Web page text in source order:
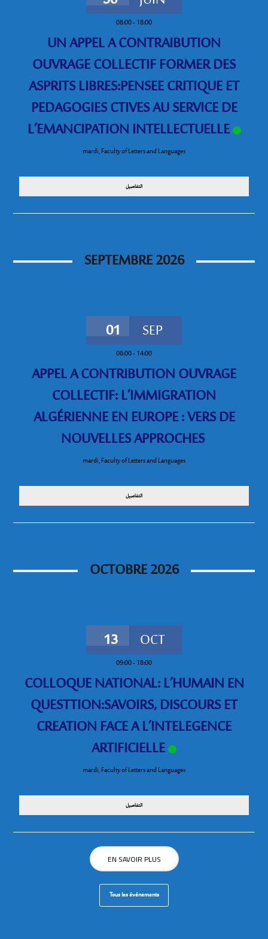
08:00-18:00
UN APPEL A CONTRAIBUTION
OUVRAGE COLLECTIF FORMER DES
ASPRITS LIBRES:PENSEE CRITIQUE ET
PEDAGOGIES CTIVES AU SERVICE DE
L’EMANCIPATION INTELLECTUELLE
mardi,Faculty of Letters and Languages
التفاصيل
SEPTEMBRE 2026
01 SEP
08:00-14:00
APPEL A CONTRIBUTION OUVRAGE
COLLECTIF: L’IMMIGRATION
ALGÉRIENNE EN EUROPE : VERS DE
NOUVELLES APPROCHES
mardi,Faculty of Letters and Languages
التفاصيل
OCTOBRE 2026
13 OCT
09:00-18:00
COLLOQUE NATIONAL: L’HUMAIN EN
QUESTTION:SAVOIRS, DISCOURS ET
CREATION FACE A L’INTELEGENCE
ARTIFICIELLE
mardi,Faculty of Letters and Languages
التفاصيل
EN SAVOIR PLUS
Tous les événements